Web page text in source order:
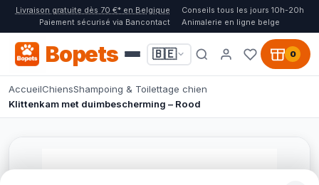
Livraison gratuite dès 70 €* en Belgique
Conseils tous les jours 10h-20h
Paiement sécurisé via Bancontact
Animalerie en ligne belge
Bopets 🇧🇪 0
AccueilChiensShampoing & Toilettage chien
Klittenkam met duimbescherming – Rood